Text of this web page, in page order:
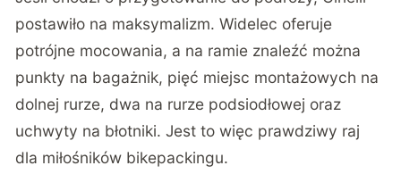
postawiło na maksymalizm. Widelec oferuje
potrójne mocowania, a na ramie znaleźć można
punkty na bagażnik, pięć miejsc montażowych na
dolnej rurze, dwa na rurze podsiodłowej oraz
uchwyty na błotniki. Jest to więc prawdziwy raj
dla miłośników bikepackingu.